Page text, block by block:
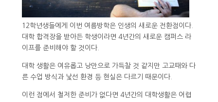
12학년생들에게 이번 여름방학은 인생의 새로운 전환점이다.
대학 합격장을 받아든 학생이라면 4년간의 새로운 캠퍼스 라
이프를 준비해야 할 것이다.
대학 생활은 여유롭고 낭만으로 가득찰 것 같지만 고교때와 다
른 수업 방식과 낯선 환경 등 현실은 다르기 때문이다.
이런 점에서 철저한 준비가 없다면 4년간의 대학생활은 어렵